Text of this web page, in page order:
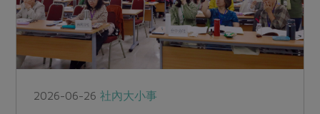
2026-06-26社內大小事